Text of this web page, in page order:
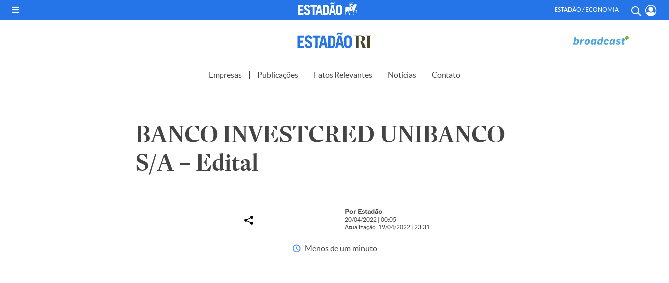
ESTADÃO / ECONOMIA
Empresas Publicações Fatos Relevantes Notícias Contato
BANCO INVESTCRED UNIBANCO
S/A – Edital
Por Estadão
20/04/2022 | 00:05
Atualização: 19/04/2022 | 23:31
Menos de um minuto